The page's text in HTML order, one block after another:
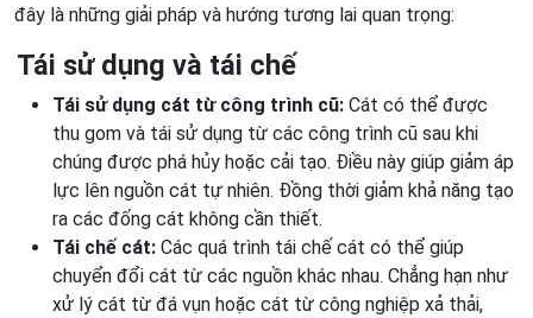
đây là những giải pháp và hướng tương lai quan trọng:
Tái sử dụng và tái chế
Tái sử dụng cát từ công trình cũ: Cát có thể được
thu gom và tái sử dụng từ các công trình cũ sau khi
chúng được phá hủy hoặc cải tạo. Điều này giúp giảm áp
lực lên nguồn cát tự nhiên. Đồng thời giảm khả năng tạo
ra các đống cát không cần thiết.
Tái chế cát: Các quá trình tái chế cát có thể giúp
chuyển đổi cát từ các nguồn khác nhau. Chẳng hạn như
xử lý cát từ đá vụn hoặc cát từ công nghiệp xả thải,